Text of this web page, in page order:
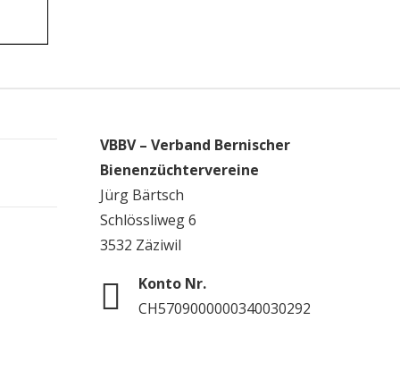
VBBV – Verband Bernischer
Bienenzüchtervereine
Jürg Bärtsch
Schlössliweg 6
3532 Zäziwil
Konto Nr.
CH5709000000340030292